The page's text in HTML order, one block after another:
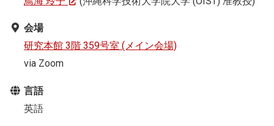
会場
研究本館 3階 359号室 (メイン会場)
via Zoom
言語
英語